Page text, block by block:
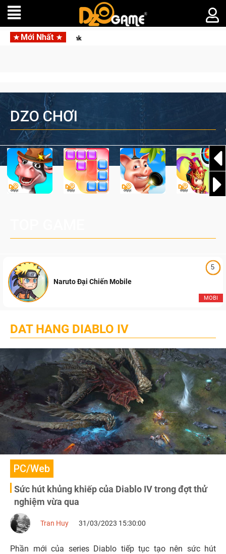
Mới Nhất Garena hợp tác cùng Pocketpair đưa bom tấn săn thú
DZO CHƠI
5
MOBI
Naruto Đại Chiến Mobile
DAT HANG DIABLO IV
PC/Web
Sức hút khủng khiếp của Diablo IV trong đợt thử
nghiệm vừa qua
Tran Huy 31/03/2023 15:30:00
Phần mới của series Diablo tiếp tục tạo nên sức hút